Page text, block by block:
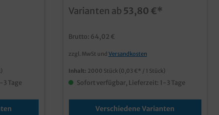
Tage
Hamburger- und Sandwichpapier, ohne
dünnes leicht wickelbares Papier
Sandwiches und Snacks auch individuell
Kundenservice
Varianten ab 53,80 €*
Brutto: 64,02 €
zzgl. MwSt und Versandkosten
Inhalt: 2000 Stück (0,03 €* / 1 Stück)
Sofort verfügbar, Lieferzeit: 1-3 Tage
Verschiedene Varianten